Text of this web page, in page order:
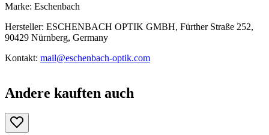
Marke: Eschenbach
Hersteller: ESCHENBACH OPTIK GMBH, Fürther Straße 252,
90429 Nürnberg, Germany
Kontakt: mail@eschenbach-optik.com
Andere kauften auch